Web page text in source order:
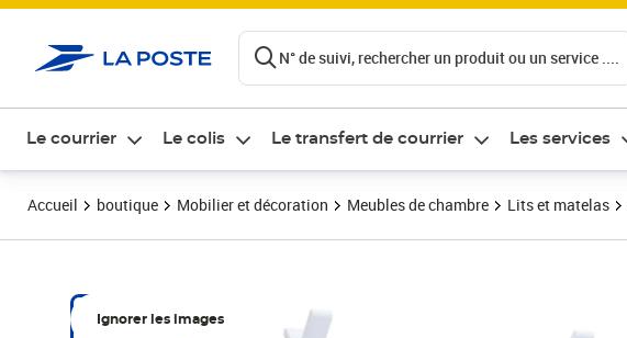
N° de suivi, rechercher un produit ou un service ....
Le courrier Le colis Le transfert de courrier Les services
Accueil boutique Mobilier et décoration Meubles de chambre Lits et matelas
Ignorer les images